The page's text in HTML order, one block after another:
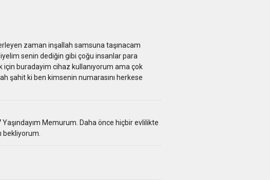
zaman inşallah samsuna taşınacam
senin dediğin gibi çoğu insanlar para
buradayim cihaz kullanıyorum ama çok
şahit ki ben kimsenin numarasını herkese
Memurum. Daha önce hiçbir evlilikte
bekliyorum.